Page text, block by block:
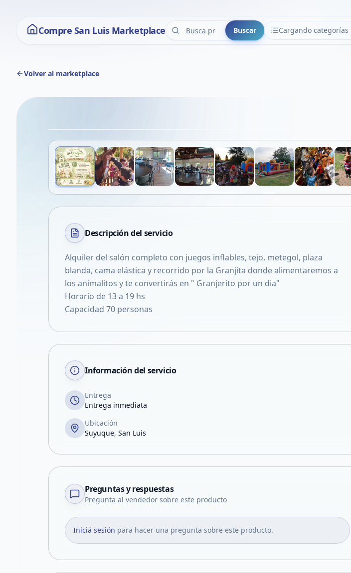
Compre San Luis Marketplace Buscar Cargando categorías
CATEGORÍAS
Volver al marketplace
Descripción del servicio
Alquiler del salón completo con juegos inflables, tejo, metegol, plaza
blanda, cama elástica y recorrido por la Granjita donde alimentaremos a
los animalitos y te convertirás en " Granjerito por un dia"
Horario de 13 a 19 hs
Capacidad 70 personas
Información del servicio
Entrega
Entrega inmediata
Ubicación
Suyuque, San Luis
Preguntas y respuestas
Pregunta al vendedor sobre este producto
Iniciá sesión para hacer una pregunta sobre este producto.